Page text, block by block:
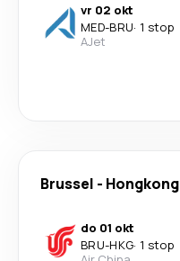
vr 02 okt
MED-BRU· 1 stop
AJet
Brussel - Hongkong
do 01 okt
BRU-HKG· 1 stop